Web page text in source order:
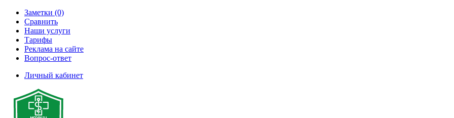
Заметки (0)
Сравнить
Наши услуги
Тарифы
Реклама на сайте
Вопрос-ответ
Личный кабинет